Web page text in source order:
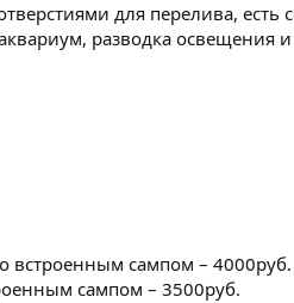
для перелива,
разводка
встроенным сампом – 4000руб.
сампом – 3500руб.